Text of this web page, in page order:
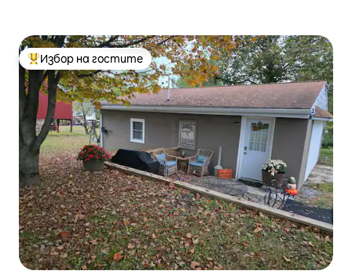
Най-популярен избор на гостите
Избор на гостите